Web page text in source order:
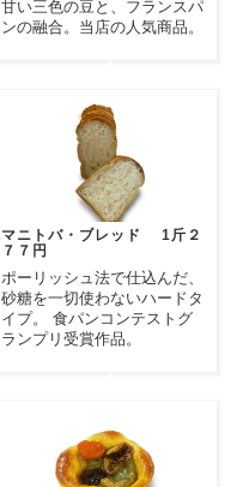
甘い三色の豆と、フランスパ
ンの融合。当店の人気商品。
マニトバ・ブレッド 1斤２
７７円
ポーリッシュ法で仕込んだ、
砂糖を一切使わないハードタ
イプ。 食パンコンテストグ
ランプリ受賞作品。